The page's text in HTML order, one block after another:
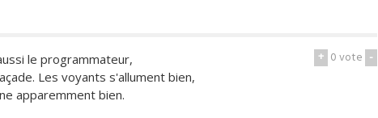
+ 0vote -
le programmateur,
Les voyants s'allument bien,
apparemment bien.